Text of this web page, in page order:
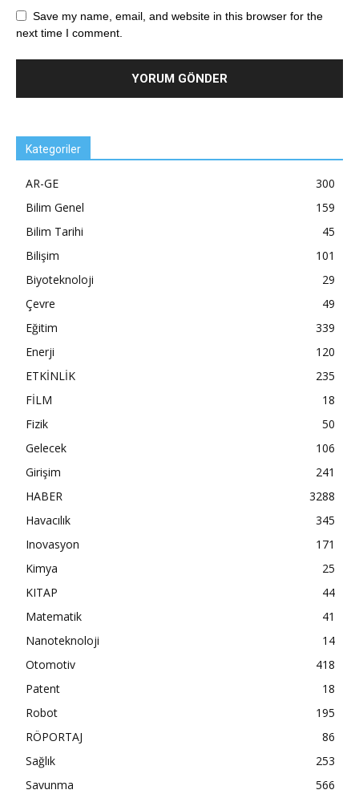
Save my name, email, and website in this browser for the
next time I comment.
Kategoriler
AR-GE
300
Bilim Genel
159
Bilim Tarihi
45
Bilişim
101
Biyoteknoloji
29
Çevre
49
Eğitim
339
Enerji
120
ETKİNLİK
235
FİLM
18
Fizik
50
Gelecek
106
Girişim
241
HABER
3288
Havacılık
345
Inovasyon
171
Kimya
25
KITAP
44
Matematik
41
Nanoteknoloji
14
Otomotiv
418
Patent
18
Robot
195
RÖPORTAJ
86
Sağlık
253
Savunma
566